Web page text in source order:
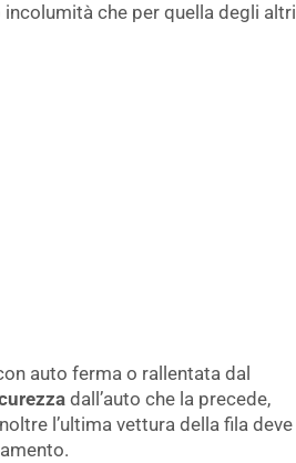
che per quella degli altri
auto ferma o rallentata dal
dall’auto che la precede,
l’ultima vettura della fila deve